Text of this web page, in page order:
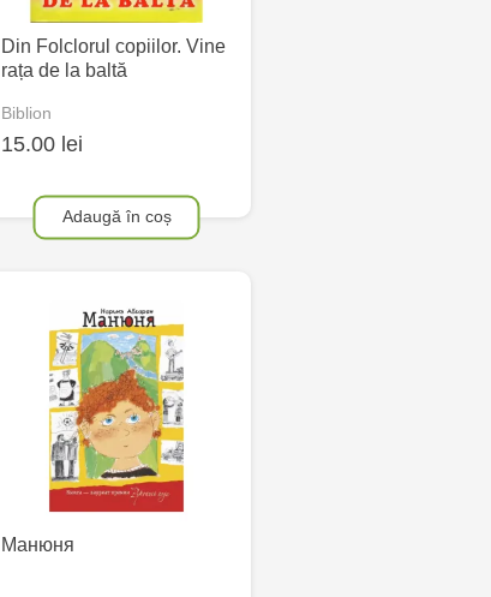
Din Folclorul copiilor. Vine
rața de la baltă
Biblion
15.00 lei
Adaugă în coș
Манюня